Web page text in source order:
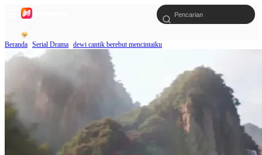
Beranda Serial Drama dewi cantik berebut mencintaiku